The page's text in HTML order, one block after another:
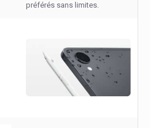
préférés sans limites.